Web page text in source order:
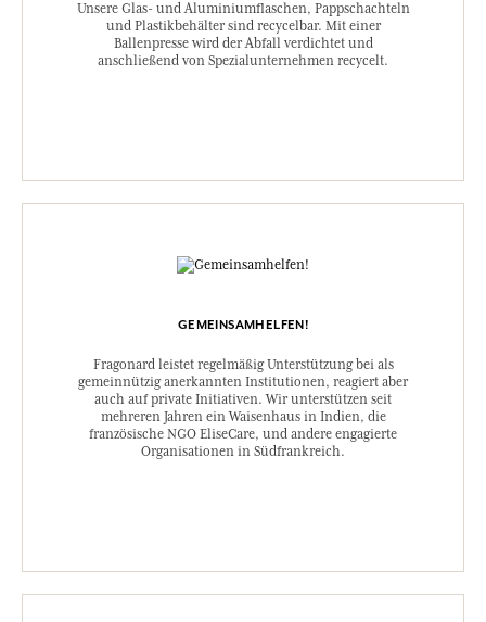
Unsere Glas- und Aluminiumflaschen, Pappschachteln
und Plastikbehälter sind recycelbar. Mit einer
Ballenpresse wird der Abfall verdichtet und
anschließend von Spezialunternehmen recycelt.
GEMEINSAMHELFEN!
Fragonard leistet regelmäßig Unterstützung bei als
gemeinnützig anerkannten Institutionen, reagiert aber
auch auf private Initiativen. Wir unterstützen seit
mehreren Jahren ein Waisenhaus in Indien, die
französische NGO EliseCare, und andere engagierte
Organisationen in Südfrankreich.